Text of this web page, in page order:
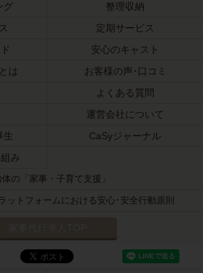
グ
整理収納
定期サービス
安心のキャスト
は
お客様の声･口コミ
よくある質問
運営会社について
生
CaSyジャーナル
み
体の「家事・子育て支援」
ットフォームにおける安心･安全行動原則